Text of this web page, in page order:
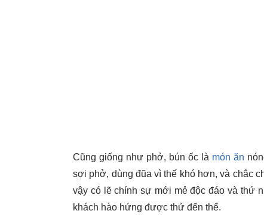
Cũng giống như phở, bún ốc là món ăn
sợi phở, dùng đũa vì thế khó hơn, và chắc
vậy có lẽ chính sự mới mẻ độc đáo và thứ
khách hào hứng được thử đến thế.